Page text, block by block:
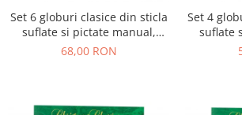
Set 6 globuri clasice din sticla
suflate si pictate manual,
Argcoms, Fabrica lui Mos
68,00 RON
Set 4
suflate